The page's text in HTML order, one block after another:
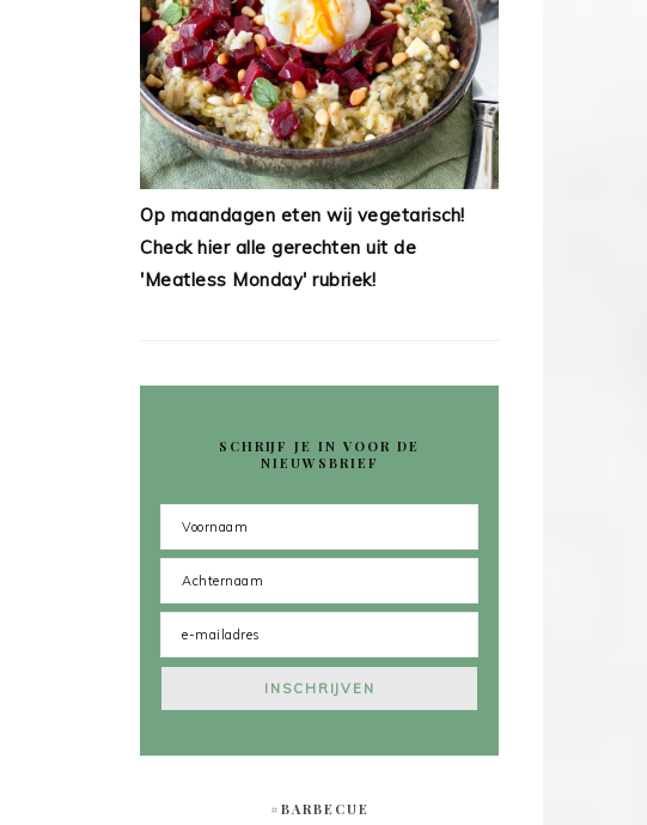
Op maandagen eten wij vegetarisch!
Check hier alle gerechten uit de
'Meatless Monday' rubriek!
SCHRIJF JE IN VOOR DE
NIEUWSBRIEF
#BARBECUE